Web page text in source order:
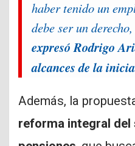
haber tenido un
debe ser un
expresó Rodrigo
alcances de la
Además, la
reforma integral del